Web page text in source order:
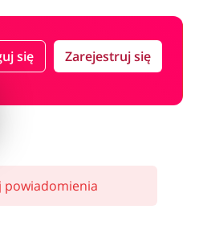
się Zarejestruj się
powiadomienia